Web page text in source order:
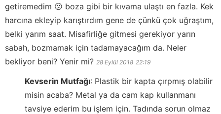
getiremedim 😕 boza gibi bir kıvama ulaştı en fazla. Kek
harcına ekleyip karıştırdım gene de çünkü çok uğraştım,
belki yarım saat. Misafirliğe gitmesi gerekiyor yarın
sabah, bozmamak için tadamayacağım da. Neler
bekliyor beni? Yenir mi? 28 Eylül 2018 22:19
Kevserin Mutfağı: Plastik bir kapta çırpmış olabilir
misin acaba? Metal ya da cam kap kullanmanı
tavsiye ederim bu işlem için. Tadında sorun olmaz